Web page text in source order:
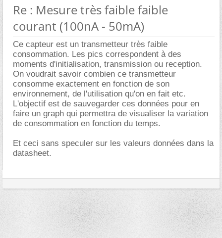
Re : Mesure très faible faible
courant (100nA - 50mA)
Ce capteur est un transmetteur très faible
consommation. Les pics correspondent à des
moments d'initialisation, transmission ou reception.
On voudrait savoir combien ce transmetteur
consomme exactement en fonction de son
environnement, de l'utilisation qu'on en fait etc.
L'objectif est de sauvegarder ces données pour en
faire un graph qui permettra de visualiser la variation
de consommation en fonction du temps.
Et ceci sans speculer sur les valeurs données dans la
datasheet.